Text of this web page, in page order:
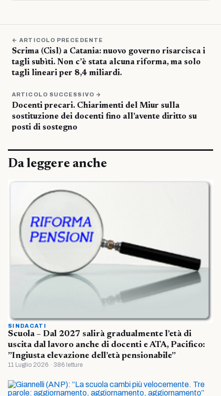
← ARTICOLO PRECEDENTE
Scrima (Cisl) a Catania: nuovo governo risarcisca i
tagli subìti. Non c’è stata alcuna riforma, ma solo
tagli lineari per 8,4 miliardi.
ARTICOLO SUCCESSIVO →
Docenti precari. Chiarimenti del Miur sulla
sostituzione dei docenti fino all’avente diritto su
posti di sostegno
Da leggere anche
SINDACATI
Scuola – Dal 2027 salirà gradualmente l’età di
uscita dal lavoro anche di docenti e ATA, Pacifico:
”Ingiusta elevazione dell’età pensionabile”
11 Luglio 2026 · 386 letture